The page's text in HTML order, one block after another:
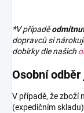
*V případě
dopravců si
dobírky dle našich
Osobní odběr
V případě, že zboží
(expedičním